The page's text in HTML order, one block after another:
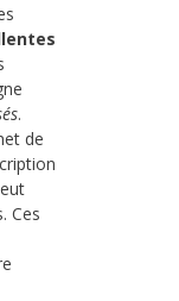
.
de
Ces